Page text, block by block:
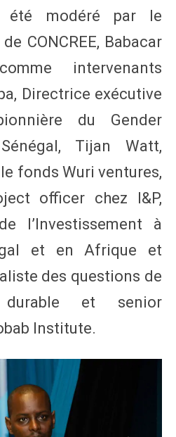
modéré par le
CONCREE, Babacar
intervenants
Directrice exécutive
du Gender
Tijan Watt,
fonds Wuri ventures,
officer chez I&P,
l’Investissement à
et en Afrique et
des questions de
durable et senior
Institute.